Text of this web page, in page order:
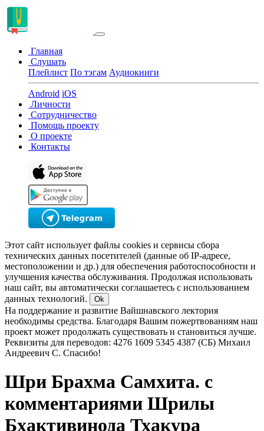
Главная
Слушать
Плейлист По тэгам Аудиокниги
Android iOS
Личности
Сотрудничество
Помощь проекту
О проекте
Контакты
Этот сайт использует файлы cookies и сервисы сбора
технических данных посетителей (данные об IP-адресе,
местоположении и др.) для обеспечения работоспособности и
улучшения качества обслуживания. Продолжая использовать
наш сайт, вы автоматически соглашаетесь с использованием
данных технологий.
Ok
На поддержание и развитие Вайшнавского лектория
необходимы средства. Благодаря Вашим пожертвованиям наш
проект может продолжать существовать и становиться лучше.
Реквизиты для переводов: 4276 1609 5345 4387 (СБ) Михаил
Андреевич С. Спасибо!
Шри Брахма Самхита. с
комментариями Шрилы
Бхактивинода Тхакура